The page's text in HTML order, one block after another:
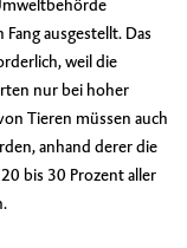
ausgestellt. Das
weil die
nur bei hoher
Tieren müssen auch
anhand derer die
bis 30 Prozent aller